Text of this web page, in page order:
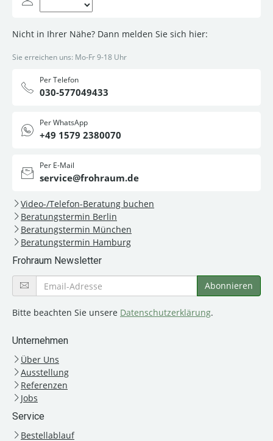
Nicht in Ihrer Nähe? Dann melden Sie sich hier:
Sie erreichen uns: Mo-Fr 9-18 Uhr
Per Telefon
030-577049433
Per WhatsApp
+49 1579 2380070
Per E-Mail
service@frohraum.de
Video-/Telefon-Beratung buchen
Beratungstermin Berlin
Beratungstermin München
Beratungstermin Hamburg
Frohraum Newsletter
Bitte beachten Sie unsere Datenschutzerklärung.
Unternehmen
Über Uns
Ausstellung
Referenzen
Jobs
Service
Bestellablauf